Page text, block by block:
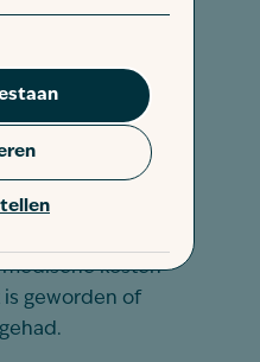
maar schommelt
tot soms
jaar. Denk hierbij
kosten
geworden of